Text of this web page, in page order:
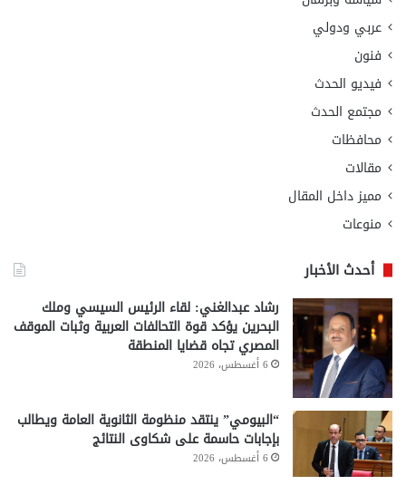
عربي ودولي
فنون
فيديو الحدث
مجتمع الحدث
محافظات
مقالات
مميز داخل المقال
منوعات
أحدث الأخبار
رشاد عبدالغني: لقاء الرئيس السيسي وملك
البحرين يؤكد قوة التحالفات العربية وثبات الموقف
المصري تجاه قضايا المنطقة
6 أغسطس، 2026
“البيومي” ينتقد منظومة الثانوية العامة ويطالب
بإجابات حاسمة على شكاوى النتائج
6 أغسطس، 2026